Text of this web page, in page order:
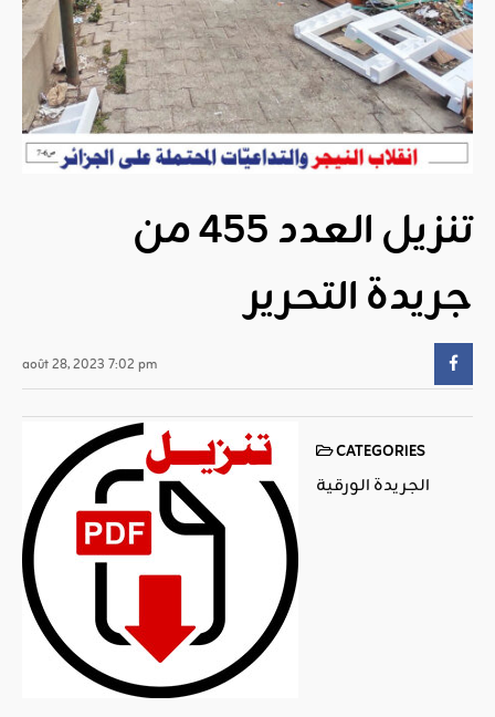
تنزيل العدد 455 من
جريدة التحرير
août 28, 2023 7:02 pm
CATEGORIES
الجريدة الورقية